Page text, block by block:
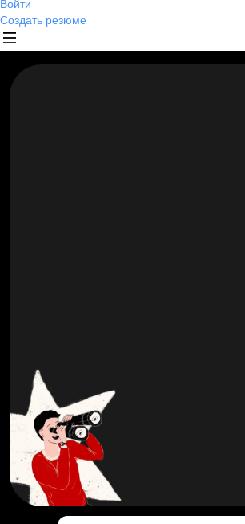
Войти
Создать резюме